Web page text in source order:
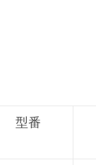
型番